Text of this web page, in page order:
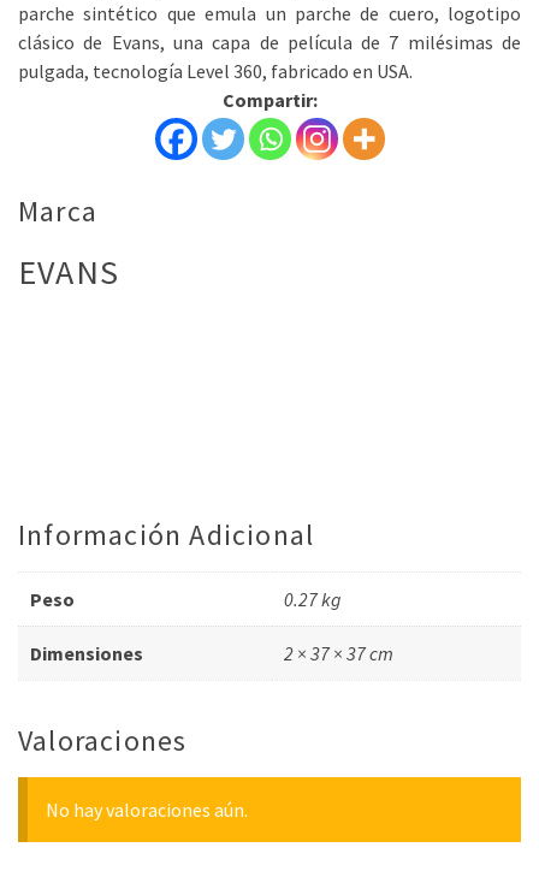
parche sintético que emula un parche de cuero, logotipo
clásico de Evans, una capa de película de 7 milésimas de
pulgada, tecnología Level 360, fabricado en USA.
Compartir:
Marca
EVANS
Información Adicional
Peso 0.27 kg
Dimensiones 2 × 37 × 37 cm
Valoraciones
No hay valoraciones aún.